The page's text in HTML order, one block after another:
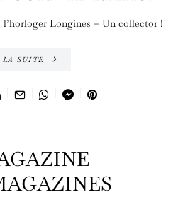
Longines – Un collector !
LA SUITE